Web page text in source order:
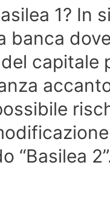
1? In
banca
del
“Basilea